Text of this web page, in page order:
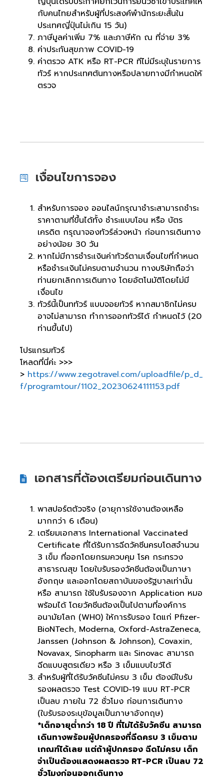
กับคนไทยสำหรับผู้ที่ประสงค์พำนักระยะสั้นใน
ประเทศญี่ปุ่นไม่เกิน 15 วัน)
ภาษีมูลค่าเพิ่ม 7% และภาษีหัก ณ ที่จ่าย 3%
ค่าประกันสุขภาพ COVID-19
ค่าตรวจ ATK หรือ RT-PCR ทีไม่มีระบุในรายการ
ทัวร์ หากประเทศต้นทางหรือปลายทางมีกำหนดให้
ตรวจ
เงื่อนไขการจอง
สำหรับการจอง ออนไลน์กรุณาชำระสามารถชำระ
ราคาตามที่ขึ้นได้ทั้ง ชำระแบบโอน หรือ บัตร
เครดิต กรุณาจองทัวร์ล่วงหน้า ก่อนการเดินทาง
อย่างน้อย 30 วัน
หากไม่มีการชำระเงินค่าทัวร์ตามเงื่อนไขที่กำหนด
หรือชำระเงินไม่ครบตามจำนวน ทางบริษัทถือว่า
ท่านยกเลิกการเดินทาง โดยอัตโนมัติโดยไม่มี
เงื่อนไข
ทัวร์นี้เป็นททัวร์ แบบจอยทัวร์ หากสมาชิกไม่ครบ
อาจไม่สามารถ ทำการออกทัวร์ได้ กำหนดไว้ (20
ท่านขึ้นไป)
โปรแกรมทัวร์
โหลดที่นี่ค่ะ >>>
> https://www.zegotravel.com/uploadfile/p_d_
f/programtour/1102_20230624111153.pdf
เอกสารที่ต้องเตรียมก่อนเดินทาง
พาสปอร์ตตัวจริง (อายุการใช้งานต้องเหลือ
มากกว่า 6 เดือน)
เตรียมเอกสาร International Vaccinated
Certificate ที่ได้รับการฉีดวัคซีนครบโดสจำนวน
3 เข็ม ที่ออกโดยกรมควบคุม โรค กระทรวง
สาธารณสุข โดยใบรับรองวัคชีนต้องเป็นภาษา
อังกฤษ และออกโดยสถาบันของรัฐบาลเท่านั้น
หรือ สามารถ ใช้ใบรับรองจาก Application หมอ
พร้อมได้ โดยวัคชีนต้องเป็นไปตามที่องค์การ
อนามัยโลก (WH0) ให้การรับรอง ไดแก่ Pfizer-
BioNTech, Moderna, Oxford-AstraZeneca,
Janssen (Johnson & Johnson), Covaxin,
Novavax, Sinopharm และ Sinovac สามารถ
ฉีดแบบสูตรเดียว หรือ 3 เข็มแบบไขว้ได้
สำหรับผู้ที่ได้รับวัคซีนไม่ครบ 3 เข็ม ต้องมีใบรับ
รองผลตรวจ Test COVID-19 แบบ RT-PCR
เป็นลบ ภายใน 72 ชั่วโมง ก่อนการเดินทาง
(ใบรับรองระบุข้อมูลเป็นภาษาอังกฤษ)
*เด็กอายุต่ำกว่า 18 ปี ที่ไม่ได้รับวัคซีน สามารถ
เดินทางพร้อมผู้ปกครองที่ฉีดครบ 3 เข็มตาม
เกณฑ์ได้เลย แต่ถ้าผู้ปกครอง ฉีดไม่ครบ เด็ก
จำเป็นต้องแสดงผลตรวจ RT-PCR เป็นลบ 72
ชั่วโมงก่อนออกเดินทาง